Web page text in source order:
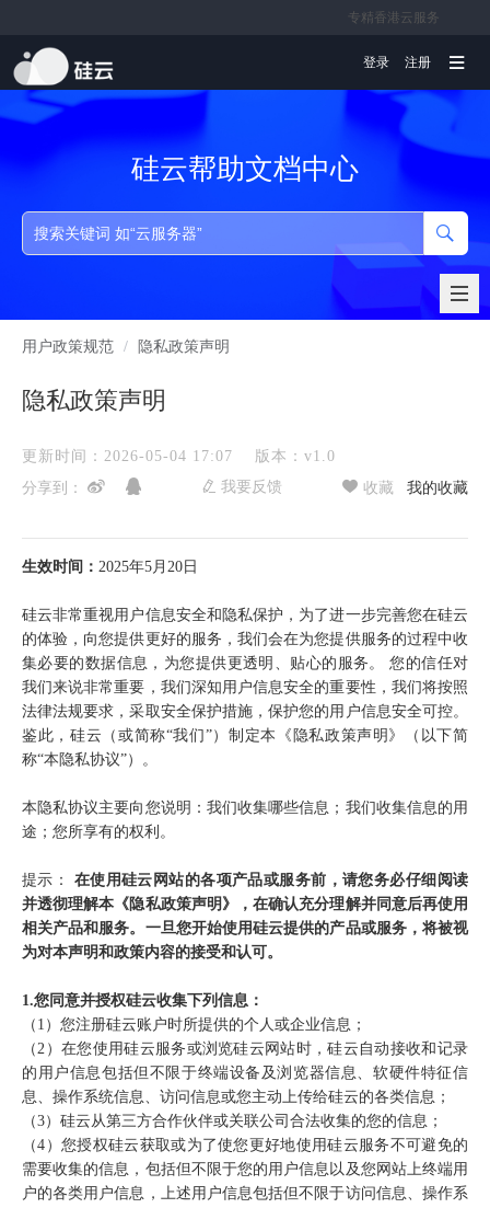
专精香港云服务
文档
登录 注册
硅云帮助文档中心
用户政策规范 / 隐私政策声明
隐私政策声明
更新时间：2026-05-04 17:07
版本：v1.0
分享到：
我要反馈 收藏 我的收藏
生效时间： 2025年5月20日
硅云非常重视用户信息安全和隐私保护，为了进一步完善您在硅云
的体验，向您提供更好的服务，我们会在为您提供服务的过程中收
集必要的数据信息，为您提供更透明、贴心的服务。 您的信任对
我们来说非常重要，我们深知用户信息安全的重要性，我们将按照
法律法规要求，采取安全保护措施，保护您的用户信息安全可控。
鉴此，硅云（或简称“我们”）制定本《隐私政策声明》（以下简
称“本隐私协议”）。
本隐私协议主要向您说明：我们收集哪些信息；我们收集信息的用
途；您所享有的权利。
提示： 在使用硅云网站的各项产品或服务前，请您务必仔细阅读
并透彻理解本《隐私政策声明》，在确认充分理解并同意后再使用
相关产品和服务。一旦您开始使用硅云提供的产品或服务，将被视
为对本声明和政策内容的接受和认可。
1.您同意并授权硅云收集下列信息：
（1）您注册硅云账户时所提供的个人或企业信息；
（2）在您使用硅云服务或浏览硅云网站时，硅云自动接收和记录
的用户信息包括但不限于终端设备及浏览器信息、软硬件特征信
息、操作系统信息、访问信息或您主动上传给硅云的各类信息；
（3）硅云从第三方合作伙伴或关联公司合法收集的您的信息；
（4）您授权硅云获取或为了使您更好地使用硅云服务不可避免的
需要收集的信息，包括但不限于您的用户信息以及您网站上终端用
户的各类用户信息，上述用户信息包括但不限于访问信息、操作系